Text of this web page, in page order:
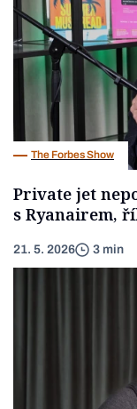
The Forbes Show
Private jet
s Ryanairem,
21. 5. 2026 3 min